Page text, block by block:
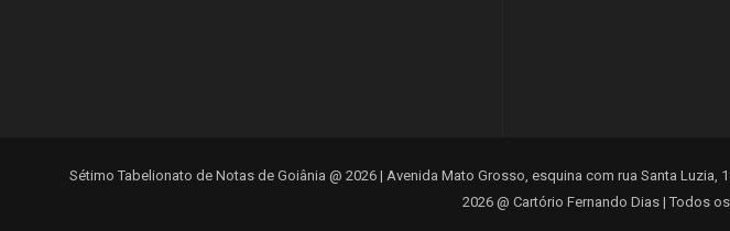
Sétimo Tabelionato de Notas de Goiânia @ 2026 | Avenida Mato Grosso, esquina com rua Santa Luzia,
2026 @ Cartório Fernando Dias | Todos